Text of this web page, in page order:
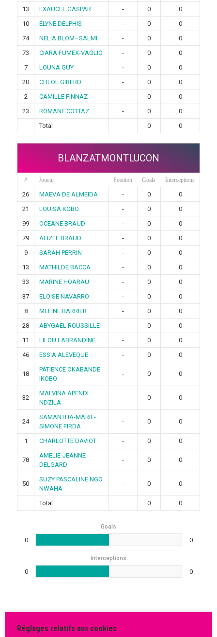
13
EXAUCEE GASPAR - 0
0
10
ELYNE DELPHIS - 0
0
74
NELIA BLOM–SALMI - 0
0
73
CIARA FUMEX-VAGLIO - 0
0
7
LOUNA GUY - 0
0
20
CHLOE GIRERD - 0
0
2
CAMILLE FINNAZ - 0
0
23
ROMANE COTTAZ - 0
0
Total
0 0
BLANZATMONTLUCON
# Joueur Position Goals Interceptions
26 MAEVA DE ALMEIDA - 0
0
21
LOUISA KOBO - 0
0
99
OCEANE BRAUD - 0
0
79
ALIZEE BRAUD - 0
0
9
SARAH PERRIN - 0
0
13
MATHILDE BACCA - 0
0
33
MARINE HOARAU - 0
0
37
ELOISE NAVARRO - 0
0
8
MELINE BARRIER - 0
0
28
ABYGAEL ROUSSILLE - 0
0
11
LILOU LABRANDINE - 0
0
46
ESSIA ALEVEQUE - 0 0
18
PATIENCE OKABANDE
IKOBO
- 0 0
32
MALVINA APENDI
NDZILA
- 0 0
24
SAMANTHA-MARIE-
SIMONE FIRDA
- 0 0
1 CHARLOTTE DAVIOT - 0 0
78
AMELIE-JEANNE
DELGARD
- 0 0
50
SUZY PASCALINE NGO
NWAHA
- 0 0
Total 0 0
Goals
0 0
Interceptions
0 0
Rechercher
Réglages relatifs aux cookies